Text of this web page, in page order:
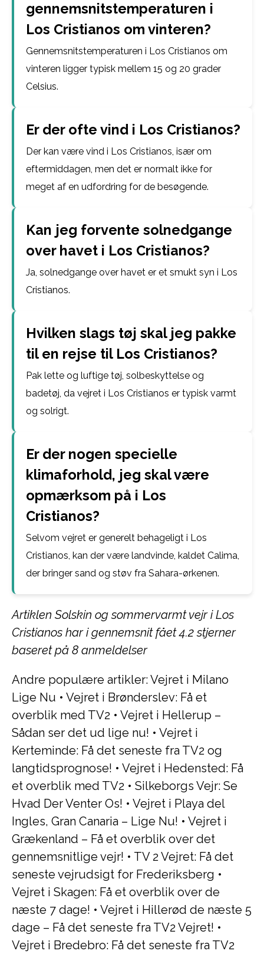
gennemsnitstemperaturen i
Los Cristianos om vinteren?
Gennemsnitstemperaturen i Los Cristianos om
vinteren ligger typisk mellem 15 og 20 grader
Celsius.
Er der ofte vind i Los Cristianos?
Der kan være vind i Los Cristianos, især om
eftermiddagen, men det er normalt ikke for
meget af en udfordring for de besøgende.
Kan jeg forvente solnedgange
over havet i Los Cristianos?
Ja, solnedgange over havet er et smukt syn i Los
Cristianos.
Hvilken slags tøj skal jeg pakke
til en rejse til Los Cristianos?
Pak lette og luftige tøj, solbeskyttelse og
badetøj, da vejret i Los Cristianos er typisk varmt
og solrigt.
Er der nogen specielle
klimaforhold, jeg skal være
opmærksom på i Los
Cristianos?
Selvom vejret er generelt behageligt i Los
Cristianos, kan der være landvinde, kaldet Calima,
der bringer sand og støv fra Sahara-ørkenen.
Artiklen Solskin og sommervarmt vejr i Los
Cristianos har i gennemsnit fået4.2stjerner
baseret på 8 anmeldelser
Andre populære artikler:Vejret i Milano
Lige Nu • Vejret i Brønderslev: Få et
overblik med TV2 • Vejret i Hellerup –
Sådan ser det ud lige nu! • Vejret i
Kerteminde: Få det seneste fra TV2 og
langtidsprognose! • Vejret i Hedensted: Få
et overblik med TV2 • Silkeborgs Vejr: Se
Hvad Der Venter Os! • Vejret i Playa del
Ingles, Gran Canaria – Lige Nu! • Vejret i
Grækenland – Få et overblik over det
gennemsnitlige vejr! • TV 2 Vejret: Få det
seneste vejrudsigt for Frederiksberg •
Vejret i Skagen: Få et overblik over de
næste 7 dage! • Vejret i Hillerød de næste 5
dage – Få det seneste fra TV2 Vejret! •
Vejret i Bredebro: Få det seneste fra TV2